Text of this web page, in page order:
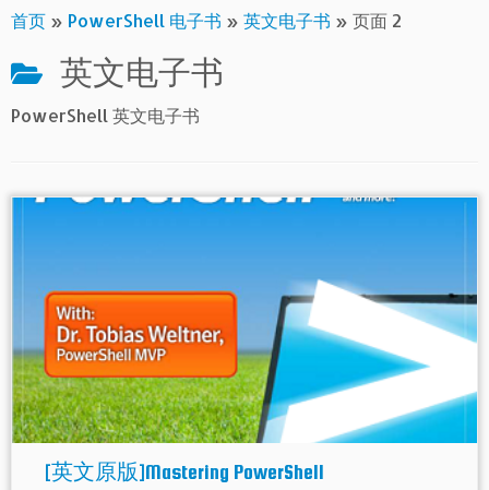
首页 » PowerShell 电子书 » 英文电子书 » 页面 2
英文电子书
PowerShell 英文电子书
[英文原版]Mastering PowerShell